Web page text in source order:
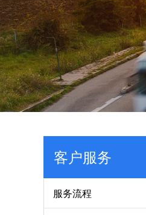
客户服务
服务流程